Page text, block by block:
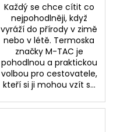
Každý se chce cítit co
nejpohodlněji, když
vyráží do přírody v zimě
nebo v létě. Termoska
značky M-TAC je
pohodlnou a praktickou
volbou pro cestovatele,
kteří si ji mohou vzít s...